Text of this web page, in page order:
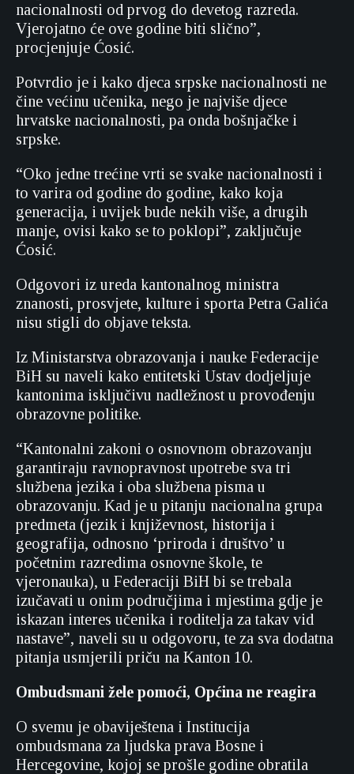
nacionalnosti od prvog do devetog razreda.
Vjerojatno će ove godine biti slično”,
procjenjuje Ćosić.
Potvrdio je i kako djeca srpske nacionalnosti ne
čine većinu učenika, nego je najviše djece
hrvatske nacionalnosti, pa onda bošnjačke i
srpske.
“Oko jedne trećine vrti se svake nacionalnosti i
to varira od godine do godine, kako koja
generacija, i uvijek bude nekih više, a drugih
manje, ovisi kako se to poklopi”, zaključuje
Ćosić.
Odgovori iz ureda kantonalnog ministra
znanosti, prosvjete, kulture i sporta Petra Galića
nisu stigli do objave teksta.
Iz Ministarstva obrazovanja i nauke Federacije
BiH su naveli kako entitetski Ustav dodjeljuje
kantonima isključivu nadležnost u provođenju
obrazovne politike.
“Kantonalni zakoni o osnovnom obrazovanju
garantiraju ravnopravnost upotrebe sva tri
službena jezika i oba službena pisma u
obrazovanju. Kad je u pitanju nacionalna grupa
predmeta (jezik i književnost, historija i
geografija, odnosno ‘priroda i društvo’ u
početnim razredima osnovne škole, te
vjeronauka), u Federaciji BiH bi se trebala
izučavati u onim područjima i mjestima gdje je
iskazan interes učenika i roditelja za takav vid
nastave”, naveli su u odgovoru, te za sva dodatna
pitanja usmjerili priču na Kanton 10.
Ombudsmani žele pomoći, Općina ne reagira
O svemu je obaviještena i Institucija
ombudsmana za ljudska prava Bosne i
Hercegovine, kojoj se prošle godine obratila